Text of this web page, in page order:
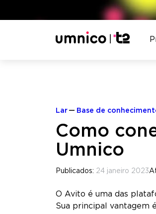
Lar Base de
Como
Umnico
Publicados: 24 janeiro 2023
O Avito é uma das
Sua principal vantagem